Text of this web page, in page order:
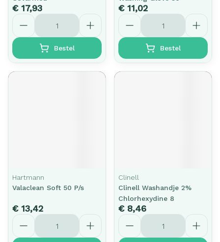
€ 17,93
Aantal
Bestel
€ 11,02
Aantal
Bestel
Hartmann
Valaclean Soft 50 P/s
€ 13,42
Aantal
Clinell
Clinell Washandje 2%
Chlorhexydine 8
€ 8,46
Aantal